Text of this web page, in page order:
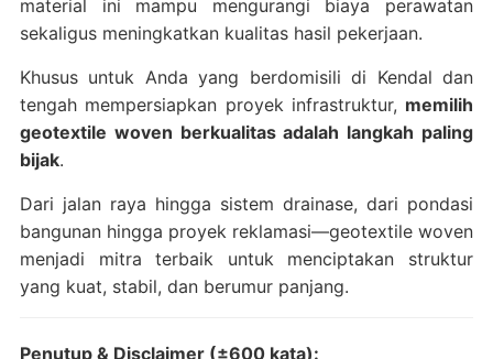
material ini mampu mengurangi biaya perawatan
sekaligus meningkatkan kualitas hasil pekerjaan.
Khusus untuk Anda yang berdomisili di Kendal dan
tengah mempersiapkan proyek infrastruktur, memilih
geotextile woven berkualitas adalah langkah paling
bijak.
Dari jalan raya hingga sistem drainase, dari pondasi
bangunan hingga proyek reklamasi—geotextile woven
menjadi mitra terbaik untuk menciptakan struktur
yang kuat, stabil, dan berumur panjang.
Penutup & Disclaimer (±600 kata):